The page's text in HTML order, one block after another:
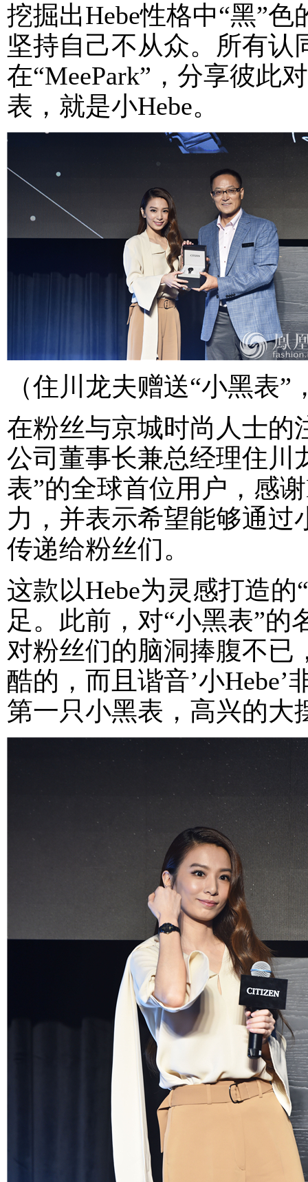
挖掘出Hebe性格中“黑”
坚持自己不从众。所有认
在“MeePark”，分享彼
表，就是小Hebe。
（住川龙夫赠送“小黑表
在粉丝与京城时尚人士的
公司董事长兼总经理住川
表”的全球首位用户，感
力，并表示希望能够通过
传递给粉丝们。
这款以Hebe为灵感打造
足。此前，对“小黑表”的
对粉丝们的脑洞捧腹不已
酷的，而且谐音’小Hebe’
第一只小黑表，高兴的大